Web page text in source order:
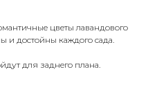
цветы лавандового
и достойны каждого сада.
для заднего плана.